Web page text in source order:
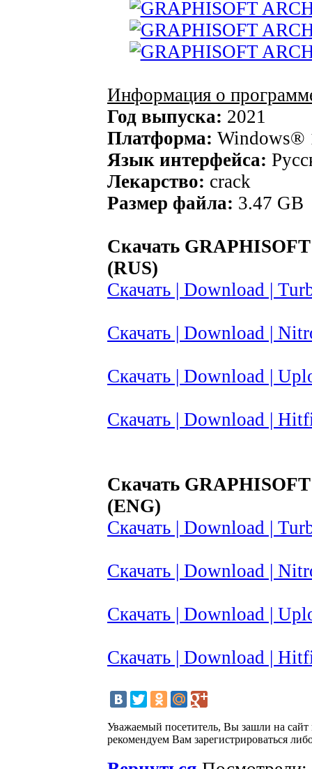
Информация о
Год выпуска: 2021
Платформа: Windows®
Язык интерфейса:
Лекарство: crack
Размер файла: 3.47 GB
Скачать
(RUS)
Скачать | Download |
Скачать | Download |
Скачать | Download |
Скачать | Download |
Скачать
(ENG)
Скачать | Download |
Скачать | Download |
Скачать | Download |
Скачать | Download |
Уважаемый посетитель, Вы зашли на
рекомендуем Вам зарегистрироваться